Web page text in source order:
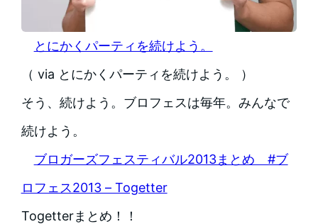
とにかくパーティを続けよう。
（ via とにかくパーティを続けよう。 ）
そう、続けよう。ブロフェスは毎年。みんなで
続けよう。
ブロガーズフェスティバル2013まとめ #ブ
ロフェス2013 – Togetter
Togetterまとめ！！